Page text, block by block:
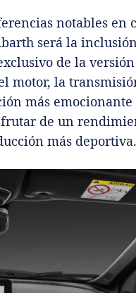
notables en
será la
de la
motor, la
más
de un
más deportiva.